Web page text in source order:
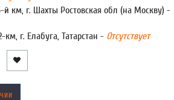
й км, г. Шахты Ростовская обл (на Москву) -
км, г. Елабуга, Татарстан - Отсутствует